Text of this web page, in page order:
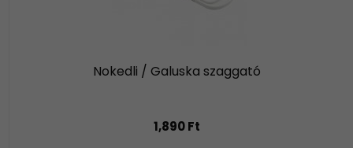
Nokedli / Galuska szaggató
1,890 Ft